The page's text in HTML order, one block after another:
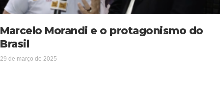
Marcelo Morandi e o protagonismo do
Brasil
29 de março de 2025